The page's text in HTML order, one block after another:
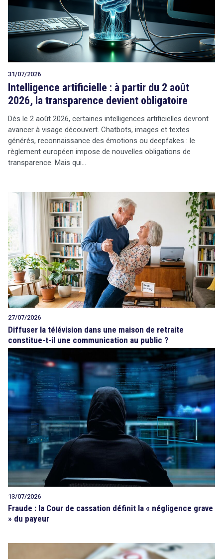
Tout sur le droit de l'innovation
Rechercher
CONTACT
27/07/2026
Diffuser la télévision dans une maison de retraite
constitue-t-il une communication au public ?
13/07/2026
Fraude : la Cour de cassation définit la « négligence grave
» du payeur
31/07/2026
Intelligence artificielle : à partir du 2 août
2026, la transparence devient obligatoire
Dès le 2 août 2026, certaines intelligences artificielles devront
avancer à visage découvert. Chatbots, images et textes
générés, reconnaissance des émotions ou deepfakes : le
règlement européen impose de nouvelles obligations de
transparence. Mais qui…